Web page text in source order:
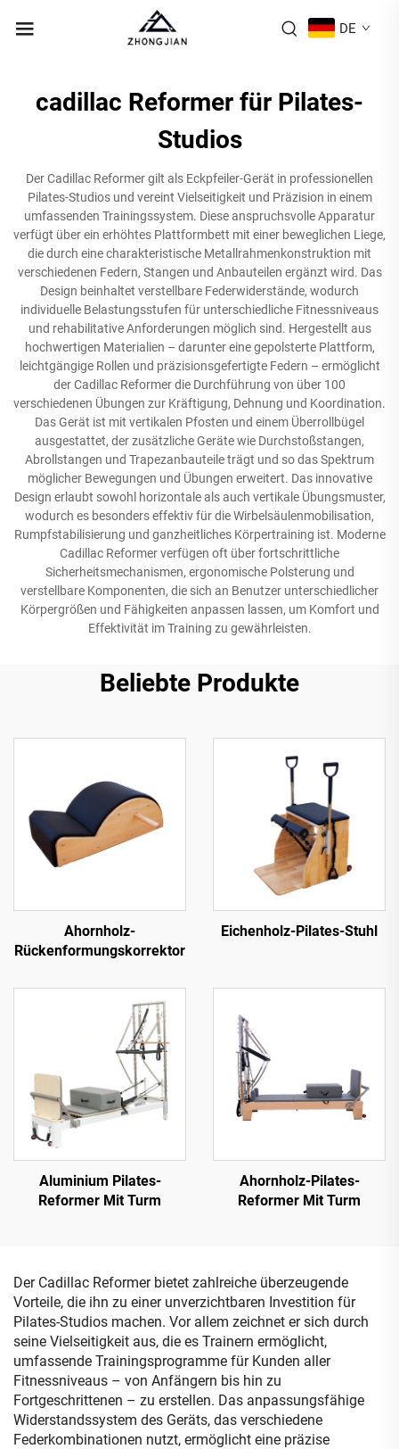
DE
cadillac Reformer für Pilates-
Studios
Der Cadillac Reformer gilt als Eckpfeiler-Gerät in professionellen
Pilates-Studios und vereint Vielseitigkeit und Präzision in einem
umfassenden Trainingssystem. Diese anspruchsvolle Apparatur
verfügt über ein erhöhtes Plattformbett mit einer beweglichen Liege,
die durch eine charakteristische Metallrahmenkonstruktion mit
verschiedenen Federn, Stangen und Anbauteilen ergänzt wird. Das
Design beinhaltet verstellbare Federwiderstände, wodurch
individuelle Belastungsstufen für unterschiedliche Fitnessniveaus
und rehabilitative Anforderungen möglich sind. Hergestellt aus
hochwertigen Materialien – darunter eine gepolsterte Plattform,
leichtgängige Rollen und präzisionsgefertigte Federn – ermöglicht
der Cadillac Reformer die Durchführung von über 100
verschiedenen Übungen zur Kräftigung, Dehnung und Koordination.
Das Gerät ist mit vertikalen Pfosten und einem Überrollbügel
ausgestattet, der zusätzliche Geräte wie Durchstoßstangen,
Abrollstangen und Trapezanbauteile trägt und so das Spektrum
möglicher Bewegungen und Übungen erweitert. Das innovative
Design erlaubt sowohl horizontale als auch vertikale Übungsmuster,
wodurch es besonders effektiv für die Wirbelsäulenmobilisation,
Rumpfstabilisierung und ganzheitliches Körpertraining ist. Moderne
Cadillac Reformer verfügen oft über fortschrittliche
Sicherheitsmechanismen, ergonomische Polsterung und
verstellbare Komponenten, die sich an Benutzer unterschiedlicher
Körpergrößen und Fähigkeiten anpassen lassen, um Komfort und
Effektivität im Training zu gewährleisten.
Beliebte Produkte
Ahornholz-
Rückenformungskorrektor
Eichenholz-Pilates-Stuhl
Aluminium Pilates-
Reformer Mit Turm
Ahornholz-Pilates-
Reformer Mit Turm
Der Cadillac Reformer bietet zahlreiche überzeugende
Vorteile, die ihn zu einer unverzichtbaren Investition für
Pilates-Studios machen. Vor allem zeichnet er sich durch
seine Vielseitigkeit aus, die es Trainern ermöglicht,
umfassende Trainingsprogramme für Kunden aller
Fitnessniveaus – von Anfängern bis hin zu
Fortgeschrittenen – zu erstellen. Das anpassungsfähige
Widerstandssystem des Geräts, das verschiedene
Federkombinationen nutzt, ermöglicht eine präzise